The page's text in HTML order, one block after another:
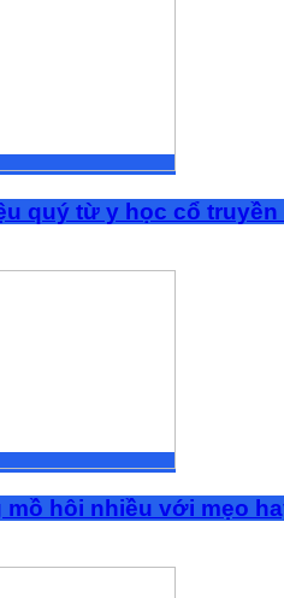
quý từ y học cổ truyền
hôi nhiều với mẹo